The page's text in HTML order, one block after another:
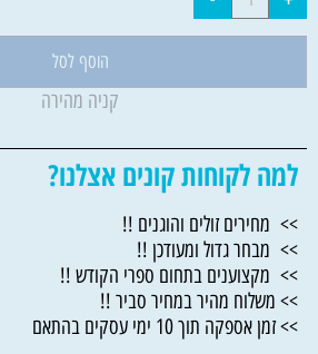
הוסף לסל
קניה מהירה
למה לקוחות קונים אצלנו?
>> מחירים זולים והוגנים !!
>> מבחר גדול ומעודכן !!
>> מקצוענים בתחום ספרי הקודש !!
>> משלוח מהיר במחיר סביר !!
>> זמן אספקה תוך 10 ימי עסקים בהתאם לתקנון החנות